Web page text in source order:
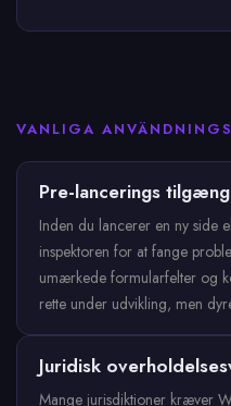
VANLIGA
Pre-lancerings
Inden du lancerer en ny side
inspektoren for at fange
umærkede formularfelter og
rette under udvikling, men
Juridisk
Mange jurisdiktioner kræver